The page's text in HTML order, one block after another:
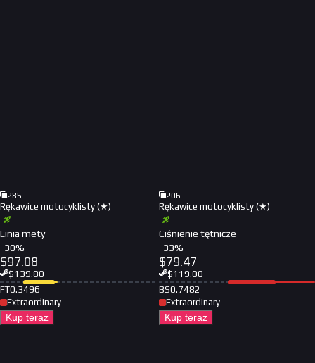
285
Rękawice motocyklisty (★)
Linia mety
-30%
$97.08
$139.80
FT0.3496
Extraordinary
Kup teraz
206
Rękawice motocyklisty (★)
Ciśnienie tętnicze
-33%
$79.47
$119.00
BS0.7482
Extraordinary
Kup teraz